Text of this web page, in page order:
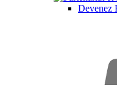
Devenez